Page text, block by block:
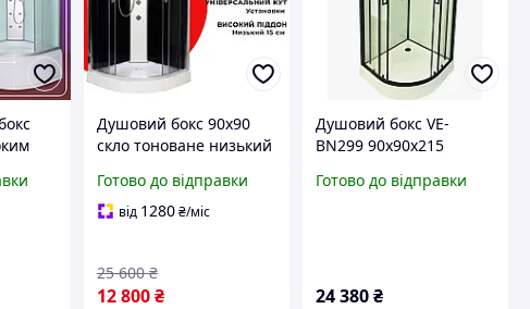
Душовий бокс 90x90
скло тоноване низький
душова кабіна 90
Гідробокс 90 дрібний
Готово до відправки
від 1280 ₴/міс
12 800 ₴
25 600 ₴
Душовий бокс VE-
BN299 90х90х215
скло
Готово до відправки
24 380₴